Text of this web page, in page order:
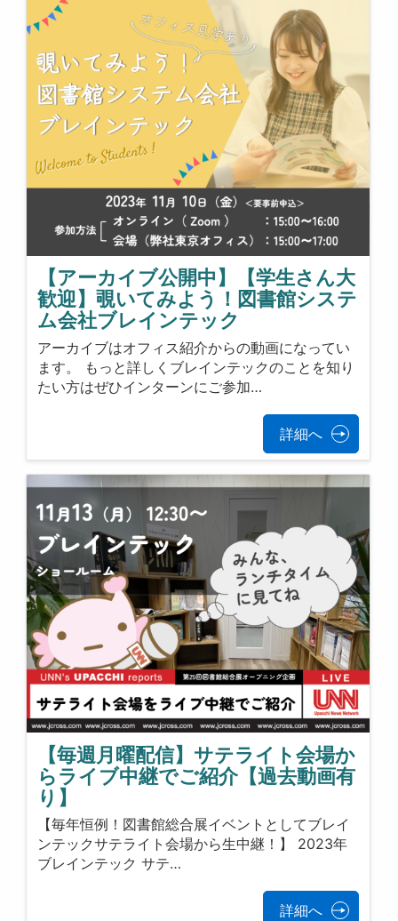
【アーカイブ公開中】【学生さん大
歓迎】覗いてみよう！図書館システ
ム会社ブレインテック
アーカイブはオフィス紹介からの動画になってい
ます。 もっと詳しくブレインテックのことを知り
たい方はぜひインターンにご参加…
詳細へ
【毎週月曜配信】サテライト会場か
らライブ中継でご紹介【過去動画有
り】
【毎年恒例！図書館総合展イベントとしてブレイ
ンテックサテライト会場から生中継！】 2023年
ブレインテック サテ…
詳細へ